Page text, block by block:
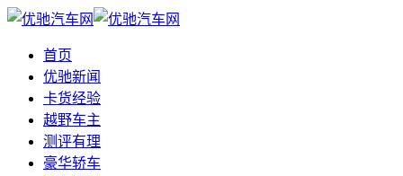
首页
优驰新闻
卡货经验
越野车主
测评有理
豪华轿车